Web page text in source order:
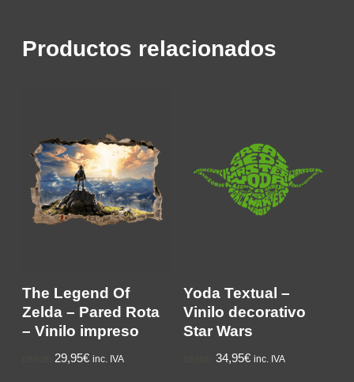
Productos relacionados
The Legend Of
Zelda – Pared Rota
– Vinilo impreso
29,95€ inc. IVA
Yoda Textual –
Vinilo decorativo
Star Wars
34,95€ inc. IVA